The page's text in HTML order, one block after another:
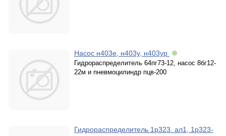
Насос н403е, н403у, н403ур
Гидрораспределитель 64пг73-12, насос 8бг12-
22м и пневмоцилиндр пцв-200
Гидрораспределитель 1р323. ал1, 1р323-